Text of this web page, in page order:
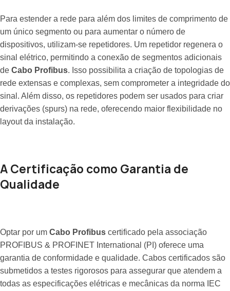
Para estender a rede para além dos limites de comprimento de
um único segmento ou para aumentar o número de
dispositivos, utilizam-se repetidores. Um repetidor regenera o
sinal elétrico, permitindo a conexão de segmentos adicionais
de Cabo Profibus. Isso possibilita a criação de topologias de
rede extensas e complexas, sem comprometer a integridade do
sinal. Além disso, os repetidores podem ser usados para criar
derivações (spurs) na rede, oferecendo maior flexibilidade no
layout da instalação.
A Certificação como Garantia de
Qualidade
Optar por um Cabo Profibus certificado pela associação
PROFIBUS & PROFINET International (PI) oferece uma
garantia de conformidade e qualidade. Cabos certificados são
submetidos a testes rigorosos para assegurar que atendem a
todas as especificações elétricas e mecânicas da norma IEC